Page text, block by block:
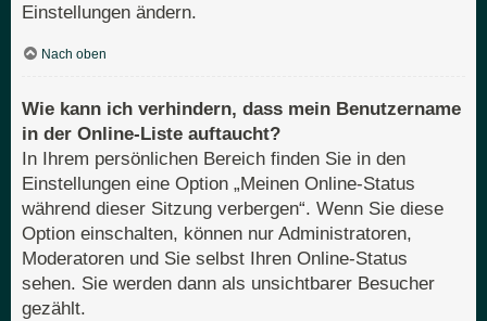
Einstellungen ändern.
Nach oben
Wie kann ich verhindern, dass mein Benutzername
in der Online-Liste auftaucht?
In Ihrem persönlichen Bereich finden Sie in den
Einstellungen eine Option „Meinen Online-Status
während dieser Sitzung verbergen“. Wenn Sie diese
Option einschalten, können nur Administratoren,
Moderatoren und Sie selbst Ihren Online-Status
sehen. Sie werden dann als unsichtbarer Besucher
gezählt.